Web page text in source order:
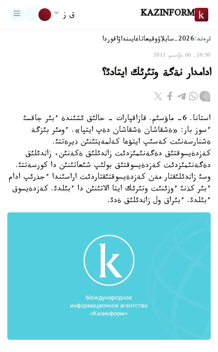
KAZINFORM ق ز
ترەند:2026-سايلاۋ وقيعاتاعايىنداۋاقوردا
10:50, 06 ماۋسىم 2011
ادامدار نةگة وتئرئك ايتادئ؟
استانا. 6- ماؤسئم. قازاقپارات - حالئق ئشئندة ءبئر جاقسئ
ءسوز بار: «ةشقاشان ةشقاشان دةپ ايتپا». ءومئر بئزگة
ةشنارسةنئث كةسئپ ايتؤعا كةلمةيتئنئن ذيرةتتئ.
كةزدةيسوقتئق دةگةنئمئزدئث زاثدئلئق ةكةنئن، زاثدئلئق
دةگةنئمئزدئث كةزدةيسوقتئق بولئپ شئعاتئنئن دا كورسةتتئ.
وسئ زاثدئلئقتار مةن كةزدةيسوقتئقتاردئث اراسئندا ءجذرئپ ادام
ءبئر كذنئ ءوزئنئث وتئرئك ايتا الاتئنئن دا ءبئلدئ. كةزدةيسوق
ءبئلدئ. ءبئراق ول زاثدئلئق ةدئ.